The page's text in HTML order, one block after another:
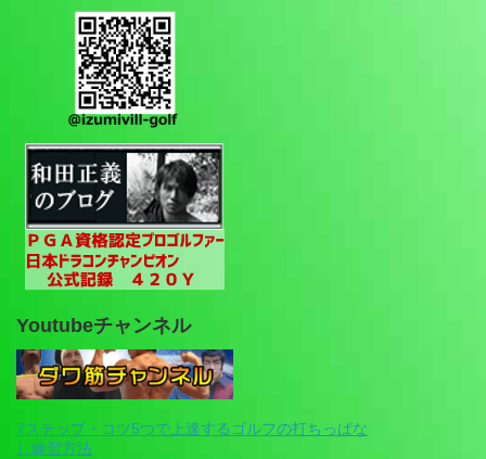
Youtubeチャンネル
7ステップ・コツ5つで上達するゴルフの打ちっぱな
し練習方法